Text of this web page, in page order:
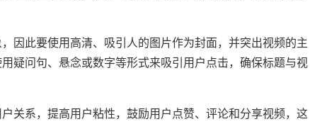
此要使用高清、吸引人的图片作为封面，并突出视频的主
疑问句、悬念或数字等形式来吸引用户点击，确保标题与视
系，提高用户粘性，鼓励用户点赞、评论和分享视频，这